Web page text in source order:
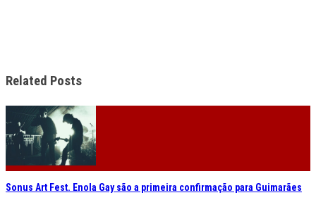
Related Posts
Sonus Art Fest. Enola Gay são a primeira confirmação para Guimarães